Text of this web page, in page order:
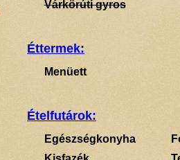
Várkörúti gyros
Éttermek:
Menüett
Ételfutárok:
Egészségkonyha